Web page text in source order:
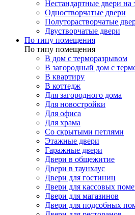
Нестандартные двери на
Одностворчатые двери
Полуторастворчатые
Двустворчатые двери
По типу помещения
По типу помещения
В дом с терморазрывом
В загородный дом с
В квартиру
В коттедж
Для загородного дома
Для новостройки
Для офиса
Для храма
Со скрытыми петлями
Этажные двери
Гаражные двери
Двери в общежитие
Двери в таунхаус
Двери для гостиниц
Двери для кассовых
Двери для магазинов
Двери для подсобных